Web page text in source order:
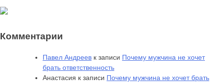
Комментарии
Павел Андреев к записи Почему мужчина не хочет
брать ответственность
Анастасия к записи Почему мужчина не хочет брать